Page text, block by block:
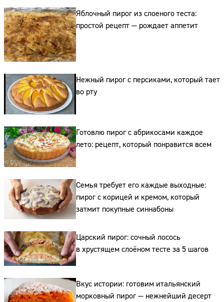
Яблочный пирог из слоеного теста:
простой рецепт — рождает аппетит
Нежный пирог с персиками, который тает
во рту
Готовлю пирог с абрикосами каждое
лето: рецепт, который понравится всем
Семья требует его каждые выходные:
пирог с корицей и кремом, который
затмит покупные синнабоны
Царский пирог: сочный лосось
в хрустящем слоёном тесте за 5 шагов
Вкус истории: готовим итальянский
морковный пирог — нежнейший десерт
Телефон: